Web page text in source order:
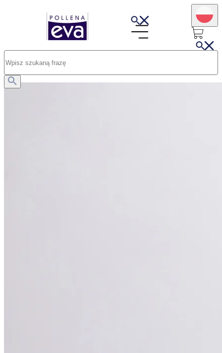
Opublikowano: 16.07.2025
Porowatość włosów. Czym jest, jak rozpoznać i wykonać domowy
test.